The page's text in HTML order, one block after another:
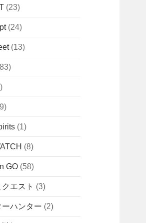
(23)
(24)
(13)
(1)
(8)
GO (58)
エスト (3)
ーハンター (2)